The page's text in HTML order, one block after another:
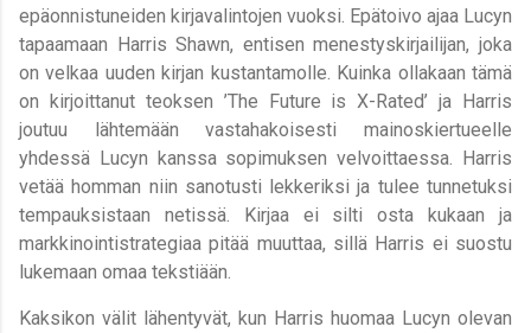
epäonnistuneiden kirjavalintojen vuoksi. Epätoivo ajaa Lucyn
tapaamaan Harris Shawn, entisen menestyskirjailijan, joka
on velkaa uuden kirjan kustantamolle. Kuinka ollakaan tämä
on kirjoittanut teoksen ’The Future is X-Rated’ ja Harris
joutuu lähtemään vastahakoisesti mainoskiertueelle
yhdessä Lucyn kanssa sopimuksen velvoittaessa. Harris
vetää homman niin sanotusti lekkeriksi ja tulee tunnetuksi
tempauksistaan netissä. Kirjaa ei silti osta kukaan ja
markkinointistrategiaa pitää muuttaa, sillä Harris ei suostu
lukemaan omaa tekstiään.
Kaksikon välit lähentyvät, kun Harris huomaa Lucyn olevan